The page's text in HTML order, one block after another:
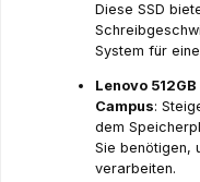
Diese SSD
System für
Lenovo
Campus:
dem
Sie benötigen,
verarbeiten.